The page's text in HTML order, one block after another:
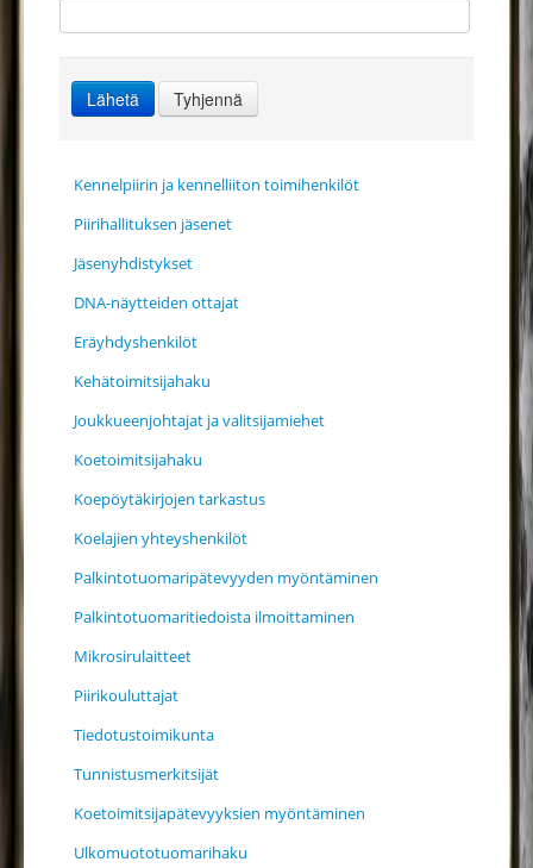
Lähetä Tyhjennä
Kennelpiirin ja kennelliiton toimihenkilöt
Piirihallituksen jäsenet
Jäsenyhdistykset
DNA-näytteiden ottajat
Eräyhdyshenkilöt
Kehätoimitsijahaku
Joukkueenjohtajat ja valitsijamiehet
Koetoimitsijahaku
Koepöytäkirjojen tarkastus
Koelajien yhteyshenkilöt
Palkintotuomaripätevyyden myöntäminen
Palkintotuomaritiedoista ilmoittaminen
Mikrosirulaitteet
Piirikouluttajat
Tiedotustoimikunta
Tunnistusmerkitsijät
Koetoimitsijapätevyyksien myöntäminen
Ulkomuototuomarihaku